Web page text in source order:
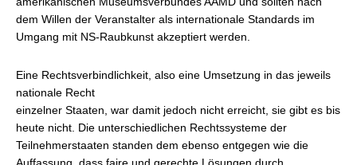
dem Willen der Veranstalter als internationale Standards im
Umgang mit NS-Raubkunst akzeptiert werden.
Eine Rechtsverbindlichkeit, also eine Umsetzung in das jeweils
nationale Recht
einzelner Staaten, war damit jedoch nicht erreicht, sie gibt es bis
heute nicht. Die unterschiedlichen Rechtssysteme der
Teilnehmerstaaten standen dem ebenso entgegen wie die
Auffassung, dass faire und gerechte Lösungen durch